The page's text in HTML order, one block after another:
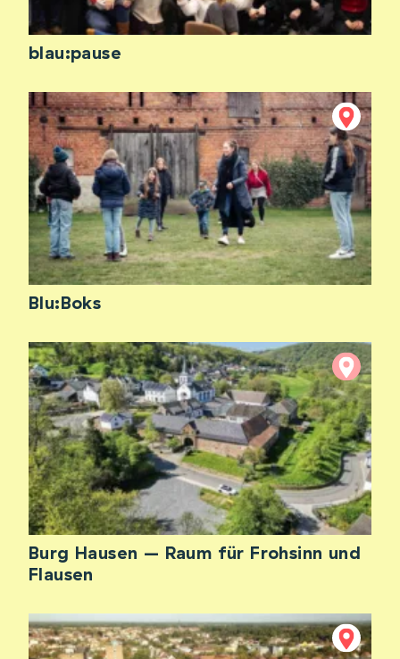
blau:pause
Blu:Boks
Burg Hausen – Raum für Frohsinn und
Flausen